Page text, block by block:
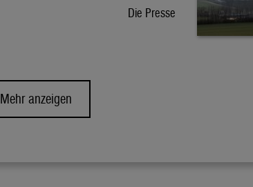
Die Presse
Mehr anzeigen